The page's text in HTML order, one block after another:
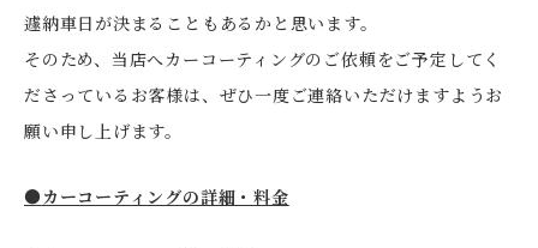
遽納車日が決まることもあるかと思います。
そのため、当店へカーコーティングのご依頼をご予定してく
ださっているお客様は、ぜひ一度ご連絡いただけますようお
願い申し上げます。
●カーコーティングの詳細・料金